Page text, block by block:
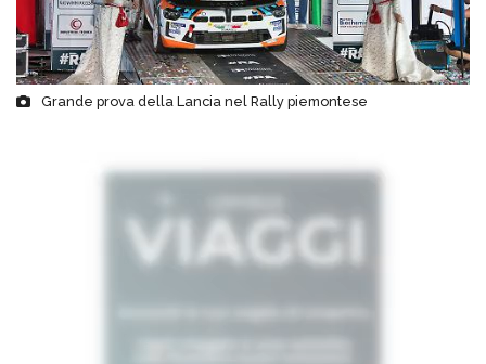
Grande prova della Lancia nel Rally piemontese